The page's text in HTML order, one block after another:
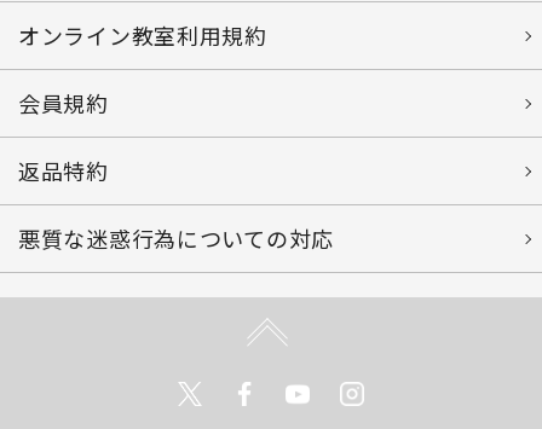
オンライン教室利用規約
会員規約
返品特約
悪質な迷惑行為についての対応
TwitterFacebookYoutube